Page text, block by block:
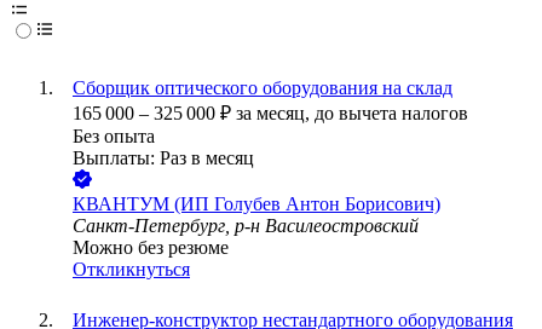
Сборщик оптического оборудования на склад
165 000 – 325 000 ₽ за месяц, до вычета налогов
Без опыта
Выплаты: Раз в месяц
КВАНТУМ (ИП Голубев Антон Борисович)
Санкт-Петербург, р-н Василеостровский
Можно без резюме
Откликнуться
Инженер-конструктор нестандартного оборудования